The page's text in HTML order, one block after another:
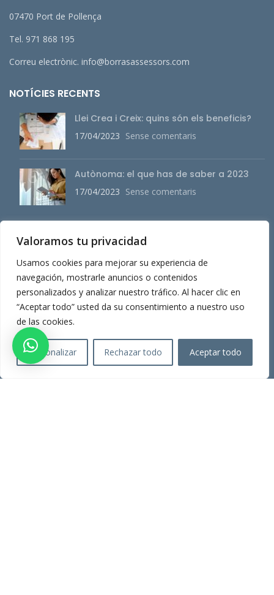
Valoramos tu privacidad
Usamos cookies para mejorar su experiencia de
navegación, mostrarle anuncios o contenidos
personalizados y analizar nuestro tráfico. Al hacer clic en
“Aceptar todo” usted da su consentimiento a nuestro uso
de las cookies.
Personalizar Rechazar todo Aceptar todo
07470 Port de Pollença
Tel. 971 868 195
Correu electrònic. info@borrasassessors.com
NOTÍCIES RECENTS
Llei Crea i Creix: quins són els beneficis?
17/04/2023 Sense comentaris
Autònoma: el que has de saber a 2023
17/04/2023 Sense comentaris
MENÚ PRINCIPAL
Sobre nosaltres
Actualitat
Consultes
SERVEIS